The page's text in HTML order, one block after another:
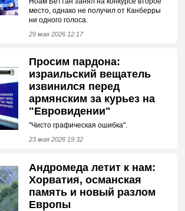
место, однако не получил от Канберры
ни одного голоса.
29 мая 2026 12:17
Просим пардона:
израильский вещатель
извинился перед
армянским за курьез на
"Евровидении"
"Чисто графическая ошибка".
23 мая 2026 19:32
Андромеда летит к нам:
Хорватия, османская
память и новый разлом
Европы